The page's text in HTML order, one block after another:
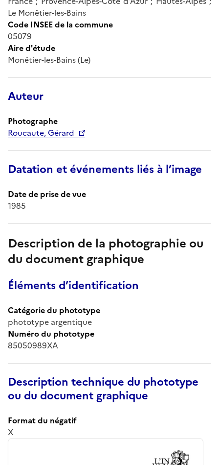
Le Monêtier-les-Bains
Code INSEE de la commune
05079
Aire d'étude
Monêtier-les-Bains (Le)
Auteur
Photographe
Roucaute, Gérard
Datation et événements liés à l’image
Date de prise de vue
1985
Description de la photographie ou
du document graphique
Éléments d’identification
Catégorie du phototype
phototype argentique
Numéro du phototype
85050989XA
Description technique du phototype
ou du document graphique
Format du négatif
X